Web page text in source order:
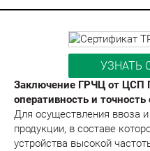
УЗНАТЬ
Заключение ГРЧЦ от ЦСП
оперативность и точность
Для осуществления ввоза
продукции, в составе
устройства высокой